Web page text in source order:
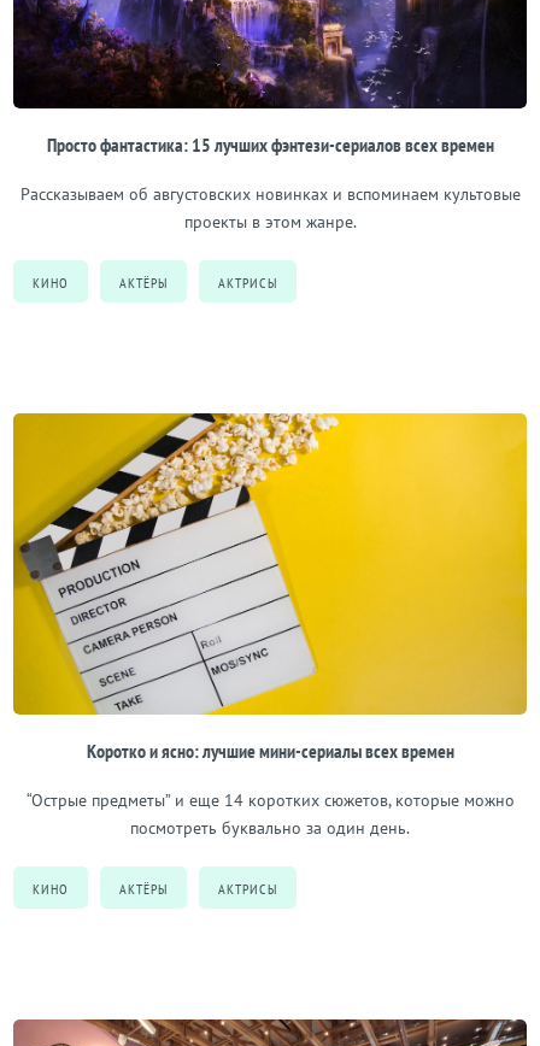
Просто фантастика: 15 лучших фэнтези-сериалов всех времен
Рассказываем об августовских новинках и вспоминаем культовые
проекты в этом жанре.
КИНО АКТЁРЫ АКТРИСЫ
Коротко и ясно: лучшие мини-сериалы всех времен
“Острые предметы” и еще 14 коротких сюжетов, которые можно
посмотреть буквально за один день.
КИНО АКТЁРЫ АКТРИСЫ